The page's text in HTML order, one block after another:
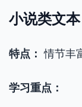
小说类文本
特点： 情节丰
学习重点：